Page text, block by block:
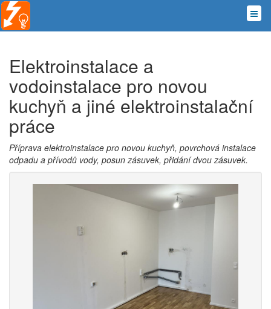
Elektroinstalace a
vodoinstalace pro novou
kuchyň a jiné elektroinstalační
práce
Příprava elektroinstalace pro novou kuchyň, povrchová instalace
odpadu a přívodů vody, posun zásuvek, přidání dvou zásuvek.